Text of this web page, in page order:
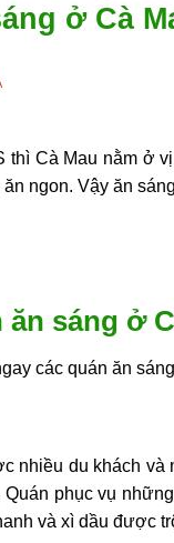
ở Cà
thì Cà Mau nằm ở
ngon. Vậy ăn
sáng ở
các quán ăn
nhiều du khách
Quán phục vụ
và xì dầu được